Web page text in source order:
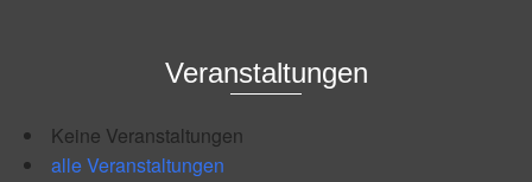
Veranstaltungen
Keine Veranstaltungen
alle Veranstaltungen